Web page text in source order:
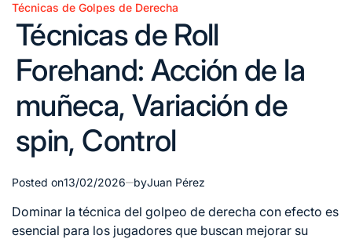
Posted
Técnicas de Golpes de Derecha
Técnicas de Roll
Forehand: Acción de la
muñeca, Variación de
spin, Control
Posted on13/02/2026 byJuan Pérez
Dominar la técnica del golpeo de derecha con efecto es
esencial para los jugadores que buscan mejorar su